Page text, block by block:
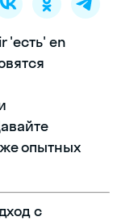
'есть' en
опытных
с